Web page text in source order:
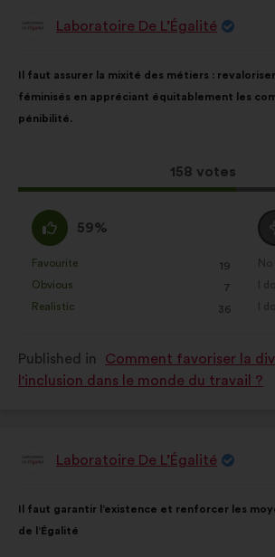
ProposalLaboratoire De L’Égalité
content
Il faut assurer la mixité des métiers :
féminisés en appréciant équitablement les
pénibilité.
This
proposal
158 votes
the
following
results:
I
agree
:
59%
as:
Favourite
: 19
times
Obvious
: 7
times
Realistic
: 36
times
I
am
:
as:
:
I
:
I
:
Published in
Comment favoriser la
l'inclusion dans le monde du travail ?
ProposalLaboratoire De L’Égalité
content
Il faut garantir l’existence et renforcer les
de l’Égalité
the
following